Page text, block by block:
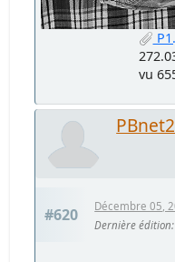
vu
PBnet2
#620
Décembre 05,
Dernière édition